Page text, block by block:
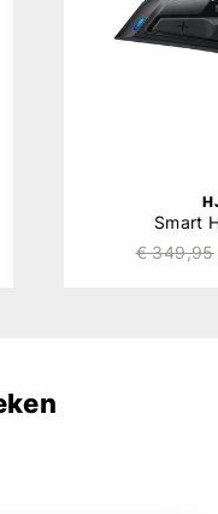
Smart
€ 349,95